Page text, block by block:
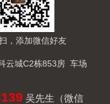
，添加微信好友
云城C2栋853房 车场
吴先生（微信